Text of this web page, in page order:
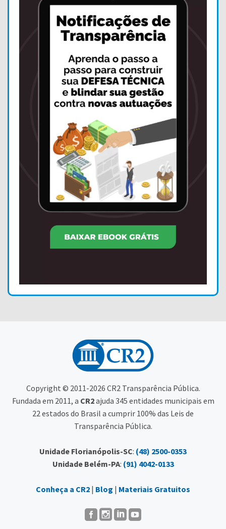
Copyright © 2011-2026 CR2 Transparência Pública.
Fundada em 2011, a CR2ajuda 345 entidades municipais em
22 estados do Brasil a cumprir 100% das Leis de
Transparência Pública.
Unidade Florianópolis-SC: (48) 2500-0353
Unidade Belém-PA: (91) 4042-0133
Conheça a CR2 | Blog | Materiais Gratuitos